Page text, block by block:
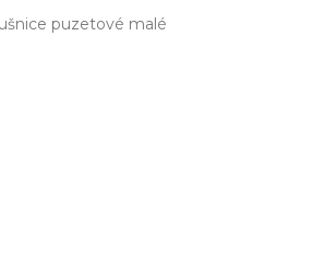
puzetové malé